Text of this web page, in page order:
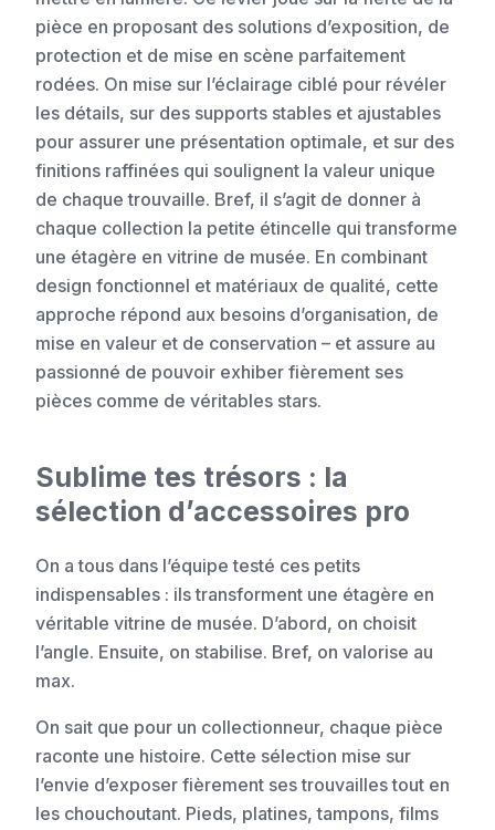
pièce en proposant des solutions d’exposition, de
protection et de mise en scène parfaitement
rodées. On mise sur l’éclairage ciblé pour révéler
les détails, sur des supports stables et ajustables
pour assurer une présentation optimale, et sur des
finitions raffinées qui soulignent la valeur unique
de chaque trouvaille. Bref, il s’agit de donner à
chaque collection la petite étincelle qui transforme
une étagère en vitrine de musée. En combinant
design fonctionnel et matériaux de qualité, cette
approche répond aux besoins d’organisation, de
mise en valeur et de conservation – et assure au
passionné de pouvoir exhiber fièrement ses
pièces comme de véritables stars.
Sublime tes trésors : la
sélection d’accessoires pro
On a tous dans l’équipe testé ces petits
indispensables : ils transforment une étagère en
véritable vitrine de musée. D’abord, on choisit
l’angle. Ensuite, on stabilise. Bref, on valorise au
max.
On sait que pour un collectionneur, chaque pièce
raconte une histoire. Cette sélection mise sur
l’envie d’exposer fièrement ses trouvailles tout en
les chouchoutant. Pieds, platines, tampons, films